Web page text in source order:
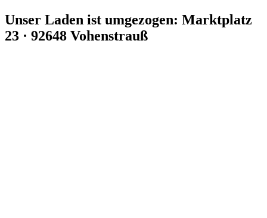
Zum
Inhalt
springen
Unser Laden ist umgezogen: Marktplatz
23 · 92648 Vohenstrauß